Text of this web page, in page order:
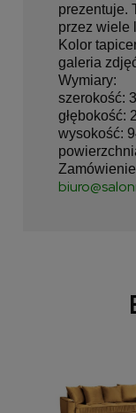
prezentuje.
przez wiele
Kolor
galeria
Wymiary:
szerokość:
głębokość:
wysokość: